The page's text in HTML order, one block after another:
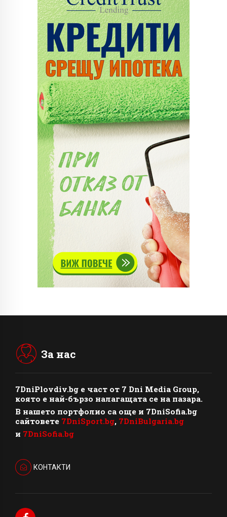
За нас
7DniPlovdiv.bg e част от 7 Dni Media Group,
която е най-бързо налагащата се на пазара.
В нашето портфолио са още и 7DniSofia.bg
сайтовете 7DniSport.bg, 7DniBulgaria.bg
и 7DniSofia.bg
КОНТАКТИ